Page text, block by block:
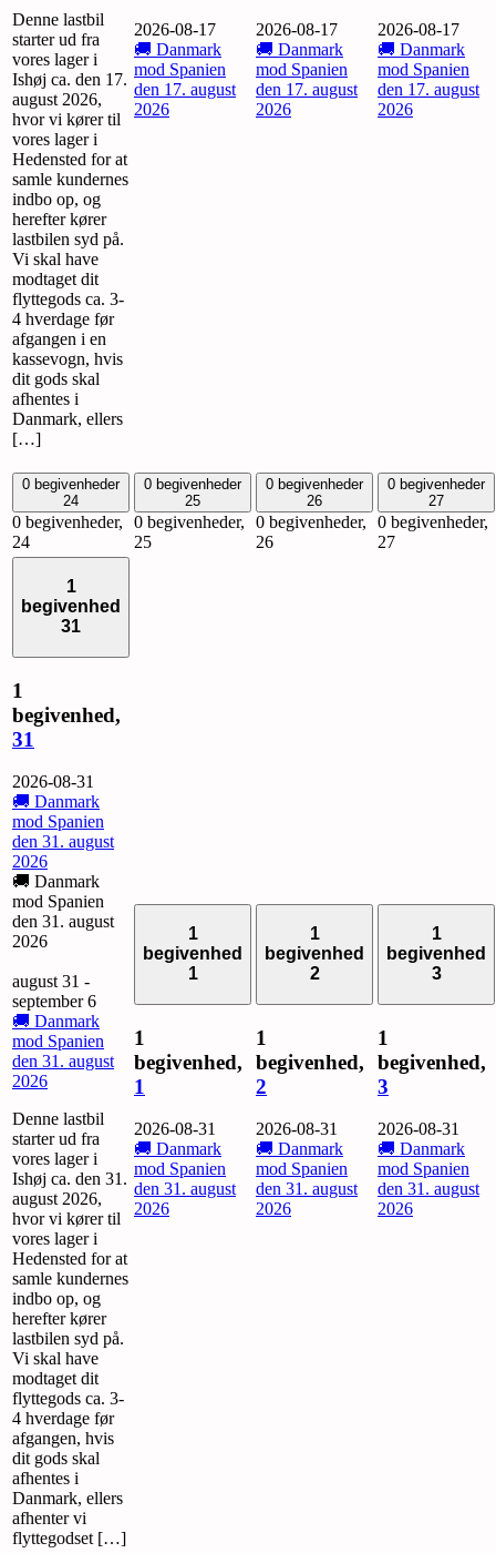
Denne lastbil
starter ud fra
vores lager i
Ishøj ca. den 17.
august 2026,
hvor vi kører til
vores lager i
Hedensted for at
samle kundernes
indbo op, og
herefter kører
lastbilen syd på.
Vi skal have
modtaget dit
flyttegods ca. 3-
4 hverdage før
afgangen i en
kassevogn, hvis
dit gods skal
afhentes i
Danmark, ellers
[…]
2026-08-17
🚚 Danmark
mod Spanien
den 17. august
2026
2026-08-17
🚚 Danmark
mod Spanien
den 17. august
2026
2026-08-17
🚚 Danmark
mod Spanien
den 17. august
2026
0 begivenheder
24
0 begivenheder,
24
0 begivenheder
25
0 begivenheder,
25
0 begivenheder
26
0 begivenheder,
26
0 begivenheder
27
0 begivenheder,
27
1
begivenhed
31
1
begivenhed,
31
2026-08-31
🚚 Danmark
mod Spanien
den 31. august
2026
🚚 Danmark
mod Spanien
den 31. august
2026
august 31 -
september 6
🚚 Danmark
mod Spanien
den 31. august
2026
Denne lastbil
starter ud fra
vores lager i
Ishøj ca. den 31.
august 2026,
hvor vi kører til
vores lager i
Hedensted for at
samle kundernes
indbo op, og
herefter kører
lastbilen syd på.
Vi skal have
modtaget dit
flyttegods ca. 3-
4 hverdage før
afgangen, hvis
dit gods skal
afhentes i
Danmark, ellers
afhenter vi
flyttegodset […]
1
begivenhed
1
1
begivenhed,
1
2026-08-31
🚚 Danmark
mod Spanien
den 31. august
2026
1
begivenhed
2
1
begivenhed,
2
2026-08-31
🚚 Danmark
mod Spanien
den 31. august
2026
1
begivenhed
3
1
begivenhed,
3
2026-08-31
🚚 Danmark
mod Spanien
den 31. august
2026